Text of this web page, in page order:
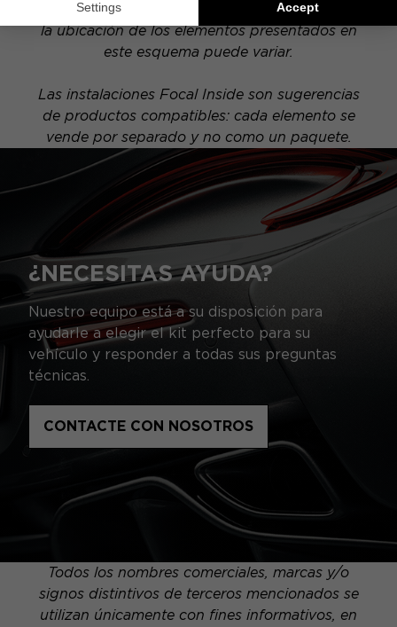
vehículo dispone de una opción hi-fi específica,
la ubicación de los elementos presentados en
este esquema puede variar.
Las instalaciones Focal Inside son sugerencias
de productos compatibles: cada elemento se
vende por separado y no como un paquete.
¿NECESITAS AYUDA?
Nuestro equipo está a su disposición para
ayudarle a elegir el kit perfecto para su
vehículo y responder a todas sus preguntas
técnicas.
CONTACTE CON NOSOTROS
Todos los nombres comerciales, marcas y/o
signos distintivos de terceros mencionados se
utilizan únicamente con fines informativos, en